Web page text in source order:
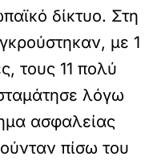
δίκτυο. Στη
με 1
τους 11 πολύ
λόγω
ασφαλείας
πίσω του